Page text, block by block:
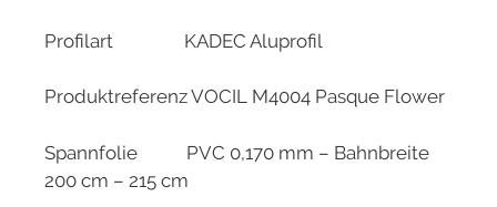
Profilart KADEC Aluprofil
Produktreferenz VOCIL M4004 Pasque Flower
Spannfolie PVC 0,170 mm – Bahnbreite
200 cm – 215 cm